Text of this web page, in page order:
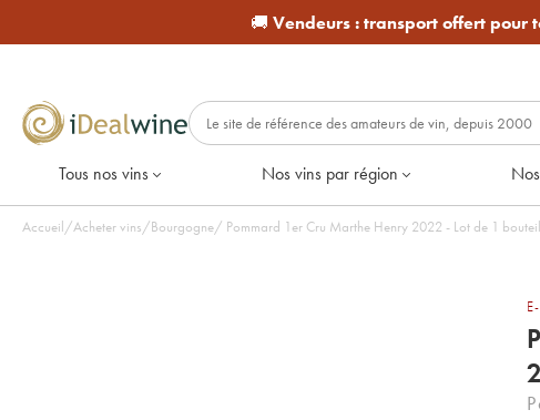
🚚 Vendeurs :transport offert pour
Tous nos vins Nos vins par région
Accueil/Acheter vins/Bourgogne/ Pommard 1er Cru Marthe Henry 2022 - Lot de 1